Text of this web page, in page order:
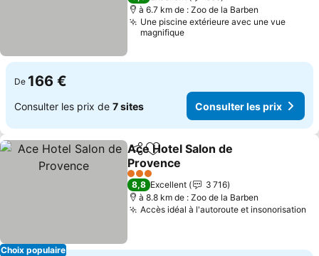
à 6.7 km de : Zoo de la Barben
Une piscine extérieure avec une vue
magnifique
De 166 €
Consulter les prix de 7 sites Consulter les prix
Choix populaire
PartagerAjouter à mes favoris
Ace Hotel Salon de
Provence
Consulter les prix
3 Étoiles
8,8 Excellent
3 716
à 8.8 km de : Zoo de la Barben
Accès idéal à l'autoroute et insonorisation